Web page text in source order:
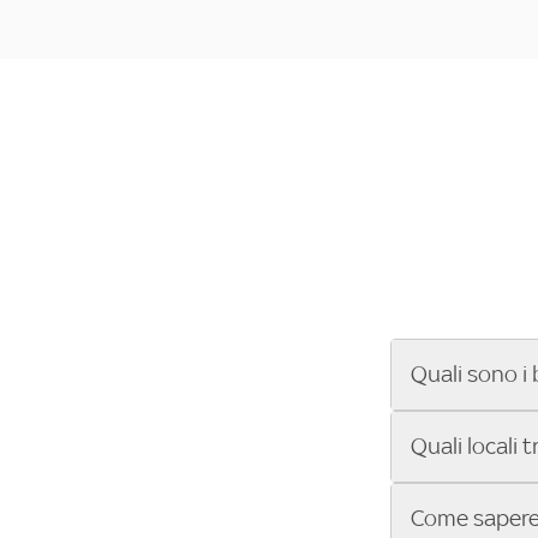
Quali sono i
Se cerchi un
ENILIVE, la
Sky Bar ti
Quali locali
Vuoi sapere
Come